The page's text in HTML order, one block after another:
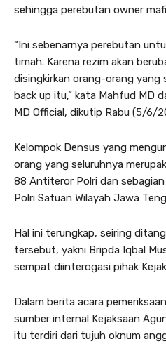
sehingga perebutan owner
“Ini sebenarnya perebutan
timah. Karena rezim akan
disingkirkan orang-orang yang
back up itu,” kata Mahfud MD
MD Official, dikutip Rabu (5/6/
Kelompok Densus yang
orang yang seluruhnya
88 Antiteror Polri dan
Polri Satuan Wilayah Jawa
Hal ini terungkap, seiring
tersebut, yakni Bripda Iqbal
sempat diinterogasi pihak
Dalam berita acara
sumber internal Kejaksaan
itu terdiri dari tujuh oknum